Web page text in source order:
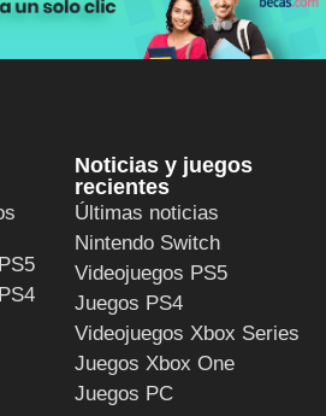
Noticias y juegos
recientes
Últimas noticias
Nintendo Switch
Videojuegos PS5
Juegos PS4
Videojuegos Xbox Series
Juegos Xbox One
Juegos PC